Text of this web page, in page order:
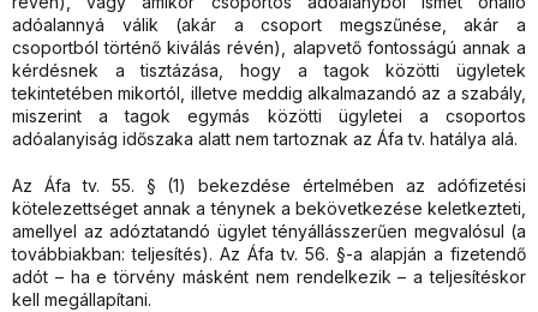
adóalannyá válik (akár a csoport megszűnése, akár a
csoportból történő kiválás révén), alapvető fontosságú annak a
kérdésnek a tisztázása, hogy a tagok közötti ügyletek
tekintetében mikortól, illetve meddig alkalmazandó az a szabály,
miszerint a tagok egymás közötti ügyletei a csoportos
adóalanyiság időszaka alatt nem tartoznak az Áfa tv. hatálya alá.
Az Áfa tv. 55. § (1) bekezdése értelmében az adófizetési
kötelezettséget annak a ténynek a bekövetkezése keletkezteti,
amellyel az adóztatandó ügylet tényállásszerűen megvalósul (a
továbbiakban: teljesítés). Az Áfa tv. 56. §-a alapján a fizetendő
adót – ha e törvény másként nem rendelkezik – a teljesítéskor
kell megállapítani.